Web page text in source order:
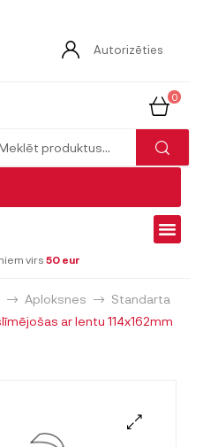
Autorizēties
0
virs 50 eur
Aploksnes
Standarta
ar lentu 114x162mm